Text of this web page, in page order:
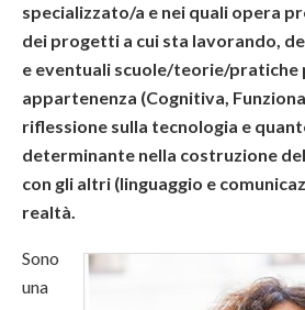
specializzato/a e nei quali opera
dei progetti a cui sta lavorando,
e eventuali scuole/teorie/pratiche
appartenenza (Cognitiva,
riflessione sulla tecnologia e
determinante nella costruzione
con gli altri (linguaggio e
realtà.
Sono
una